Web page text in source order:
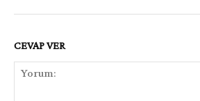
CEVAP VER